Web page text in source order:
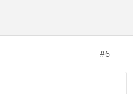
#6